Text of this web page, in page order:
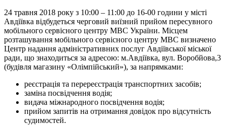
24 травня 2018 року з 10:00 – 11:00 до 16-00 години у місті
Авдіївка відбудеться черговий виїзний прийом пересувного
мобільного сервісного центру МВС України. Місцем
розташування мобільного сервісного центру МВС визначено
Центр надання адміністративних послуг Авдіївської міської
ради, що знаходиться за адресою: м.Авдіївка, вул. Воробйова,3
(будівля магазину «Олімпійський»), за напрямками:
реєстрація та перереєстрація транспортних засобів;
заміна посвідчення водія;
видача міжнародного посвідчення водія;
прийом запитів на отримання довідок про відсутність
судимостей.